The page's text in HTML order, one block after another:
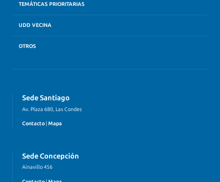
TEMÁTICAS PRIORITARIAS
UDD VECINA
OTROS
Sede Santiago
Av. Plaza 680, Las Condes
Contacto | Mapa
Sede Concepción
Ainavillo 456